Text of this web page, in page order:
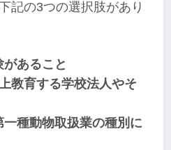
記の3つの選択肢があり
あること
教育する学校法人やそ
種動物取扱業の種別に